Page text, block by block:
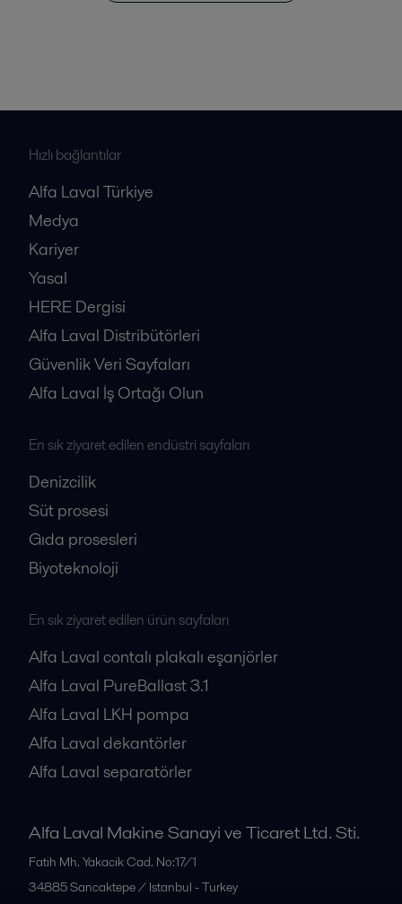
Hızlı bağlantılar
Alfa Laval Türkiye
Medya
Kariyer
Yasal
HERE Dergisi
Alfa Laval Distribütörleri
Güvenlik Veri Sayfaları
Alfa Laval İş Ortağı Olun
En sık ziyaret edilen endüstri sayfaları
Denizcilik
Süt prosesi
Gıda prosesleri
Biyoteknoloji
En sık ziyaret edilen ürün sayfaları
Alfa Laval contalı plakalı eşanjörler
Alfa Laval PureBallast 3.1
Alfa Laval LKH pompa
Alfa Laval dekantörler
Alfa Laval separatörler
Alfa Laval Makine Sanayi ve Ticaret Ltd. Sti.
Fatih Mh. Yakacik Cad. No:17/1
34885Sancaktepe / Istanbul - Turkey